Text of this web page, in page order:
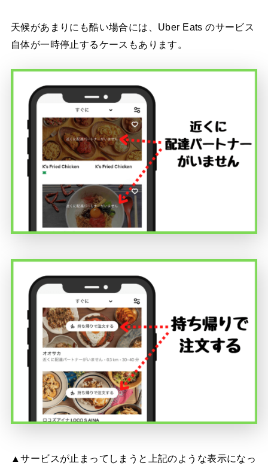
天候があまりにも酷い場合には、Uber Eats のサービス
自体が一時停止するケースもあります。
▲サービスが止まってしまうと上記のような表示になっ